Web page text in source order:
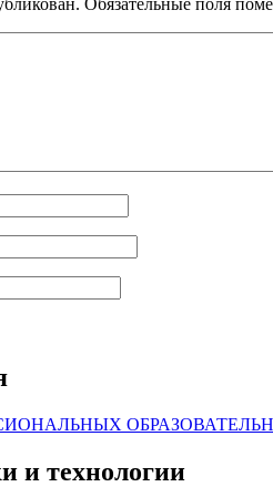
Обязательные поля
и технологии